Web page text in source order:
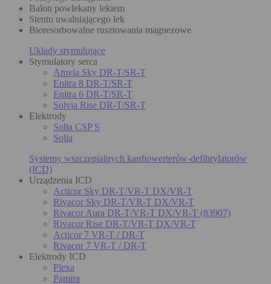
Balon powlekany lekiem
Stentu uwalniającego lek
Bioresorbowalne rusztowania magnezowe
Układy stymulujące
Stymulatory serca
Amvia Sky DR-T/SR-T
Enitra 8 DR-T/SR-T
Enitra 6 DR-T/SR-T
Solvia Rise DR-T/SR-T
Elektrody
Solia CSP S
Solia
Systemy wszczepialnych kardiowerterów-defibrylatorów
(ICD)
Urządzenia ICD
Acticor Sky DR-T/VR-T DX/VR-T
Rivacor Sky DR-T/VR-T DX/VR-T
Rivacor Aura DR-T/VR-T DX/VR-T (83907)
Rivacor Rise DR-T/VR-T DX/VR-T
Acticor 7 VR-T / DR-T
Rivacor 7 VR-T / DR-T
Elektrody ICD
Plexa
Pamira